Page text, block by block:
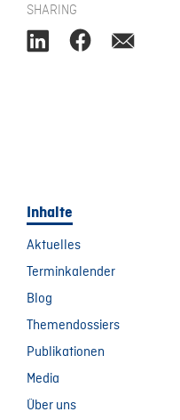
SHARING
Inhalte
Aktuelles
Terminkalender
Blog
Themendossiers
Publikationen
Media
Über uns